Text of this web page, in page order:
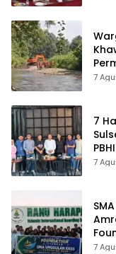
7
7
PBHI
7
7